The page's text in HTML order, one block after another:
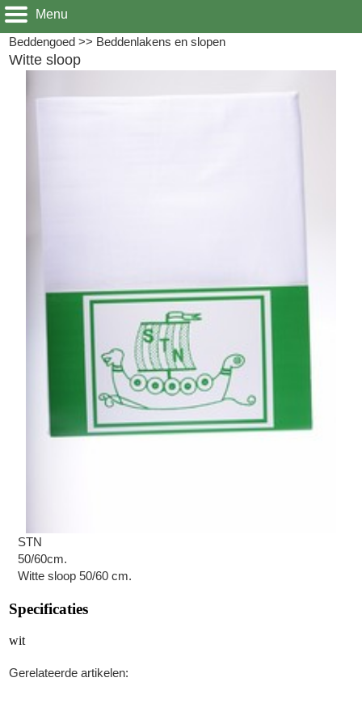
Menu
Beddengoed >> Beddenlakens en slopen
Witte sloop
STN
50/60cm.
Witte sloop 50/60 cm.
Specificaties
wit
Gerelateerde artikelen: